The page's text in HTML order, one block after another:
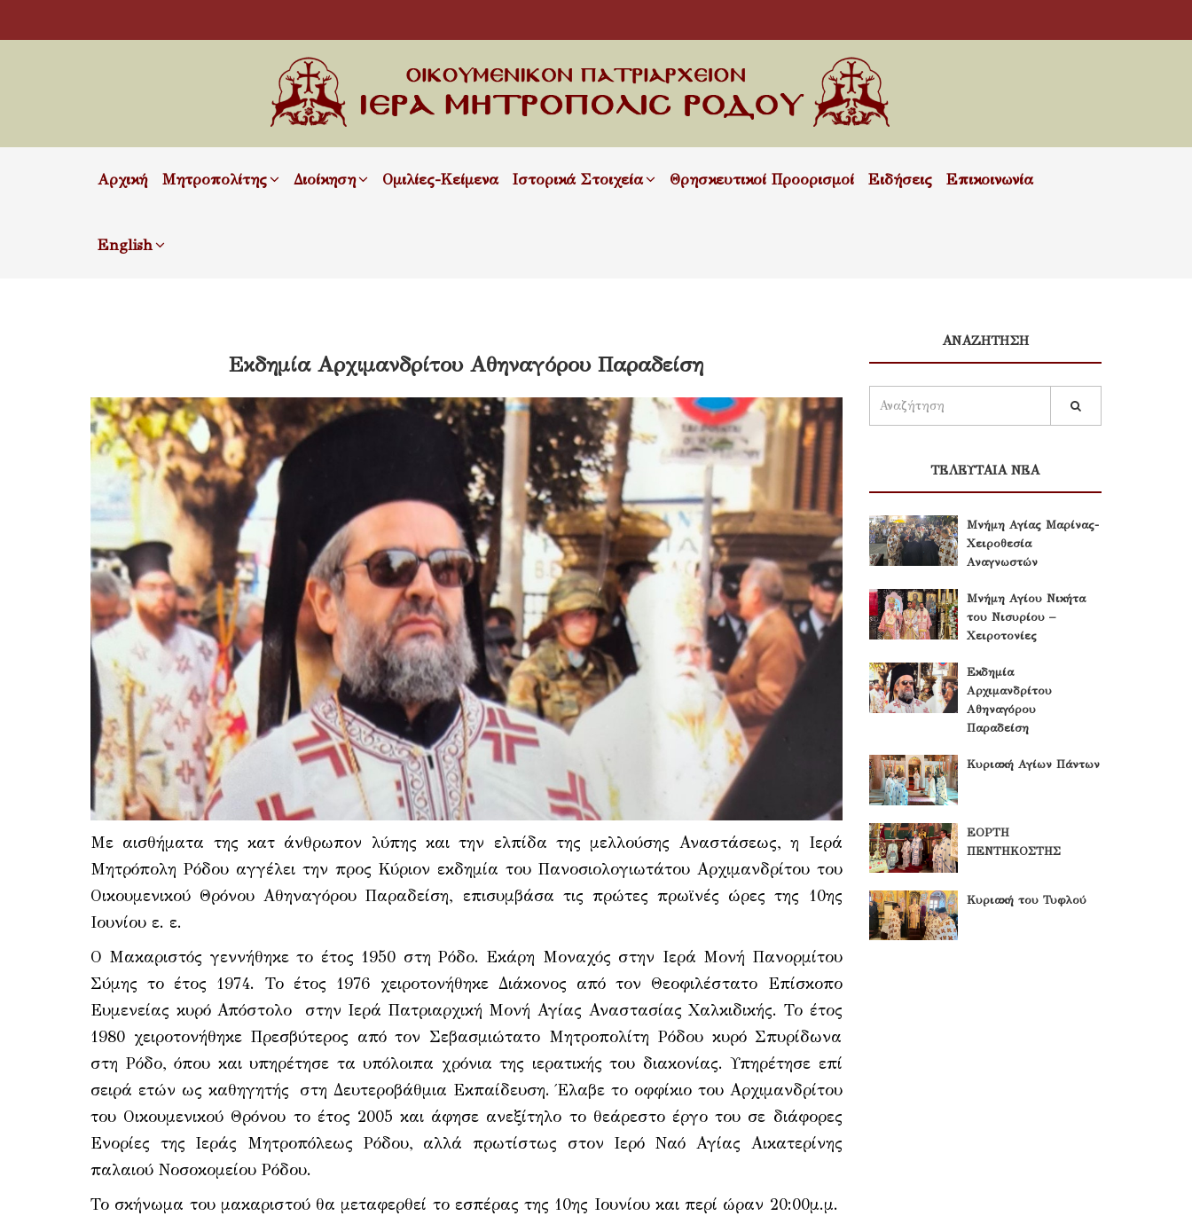
Αρχική Μητροπολίτης Διοίκηση Ομιλίες-Κείμενα Ιστορικά Στοιχεία Θρησκευτικοί Προορισμοί Ειδήσεις Επικοινωνία
English
Εκδημία Αρχιμανδρίτου Αθηναγόρου Παραδείση
Με αισθήματα της κατ᾽ άνθρωπον λύπης και την ελπίδα της μελλούσης Αναστάσεως, η Ιερά
Μητρόπολη Ρόδου αγγέλει την προς Κύριον εκδημία του Πανοσιολογιωτάτου Αρχιμανδρίτου του
Οικουμενικού Θρόνου Αθηναγόρου Παραδείση, επισυμβάσα τις πρώτες πρωϊνές ώρες της 10ης
Ιουνίου ε. ε.
Ο Μακαριστός γεννήθηκε το έτος 1950 στη Ρόδο. Εκάρη Μοναχός στην Ιερά Μονή Πανορμίτου
Σύμης το έτος 1974. Το έτος 1976 χειροτονήθηκε Διάκονος από τον Θεοφιλέστατο Επίσκοπο
Ευμενείας κυρό Απόστολο στην Ιερά Πατριαρχική Μονή Αγίας Αναστασίας Χαλκιδικής. Το έτος
1980 χειροτονήθηκε Πρεσβύτερος από τον Σεβασμιώτατο Μητροπολίτη Ρόδου κυρό Σπυρίδωνα
στη Ρόδο, όπου και υπηρέτησε τα υπόλοιπα χρόνια της ιερατικής του διακονίας. Υπηρέτησε επί
σειρά ετών ως καθηγητής στη Δευτεροβάθμια Εκπαίδευση. Έλαβε το οφφίκιο του Αρχιμανδρίτου
του Οικουμενικού Θρόνου το έτος 2005 και άφησε ανεξίτηλο το θεάρεστο έργο του σε διάφορες
Ενορίες της Ιεράς Μητροπόλεως Ρόδου, αλλά πρωτίστως στον Ιερό Ναό Αγίας Αικατερίνης
παλαιού Νοσοκομείου Ρόδου.
Το σκήνωμα του μακαριστού θα μεταφερθεί το εσπέρας της 10ης Ιουνίου και περί ώραν 20:00μ.μ.
ΑΝΑΖΗΤΗΣΗ
ΤΕΛΕΥΤΑΙΑ ΝΕΑ
Μνήμη Αγίας Μαρίνας-
Χειροθεσία
Αναγνωστών
Μνήμη Αγίου Νικήτα
του Νισυρίου –
Χειροτονίες
Εκδημία
Αρχιμανδρίτου
Αθηναγόρου
Παραδείση
Κυριακή Αγίων Πάντων
ΕΟΡΤΗ
ΠΕΝΤΗΚΟΣΤΗΣ
Κυριακή του Τυφλού